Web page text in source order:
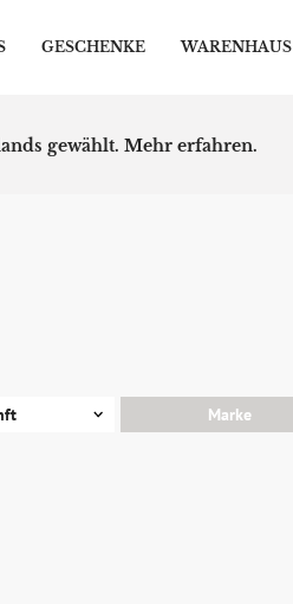
GESCHENKE WARENHAUS
gewählt. Mehr erfahren.
Marke